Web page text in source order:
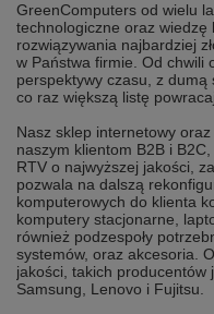
GreenComputers od wielu
technologiczne oraz
rozwiązywania najbardziej
w Państwa firmie. Od chwili
perspektywy czasu, z
co raz większą listę
​Nasz sklep internetowy
naszym klientom B2B i
RTV o najwyższej jakości,
pozwala na dalszą
komputerowych do klienta
komputery stacjonarne,
również podzespoły
systemów, oraz akcesoria.
jakości, takich producentów
Samsung, Lenovo i Fujitsu.